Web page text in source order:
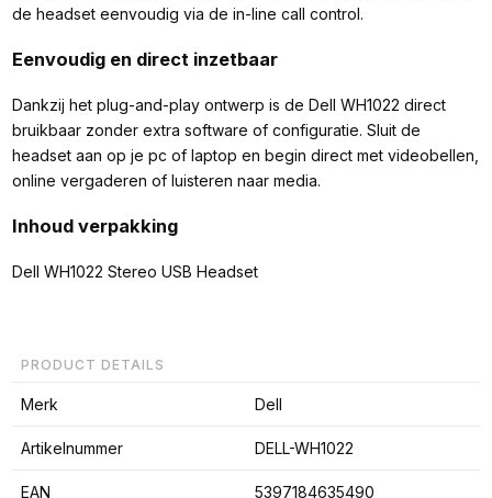
de headset eenvoudig via de in-line call control.
Eenvoudig en direct inzetbaar
Dankzij het plug-and-play ontwerp is de Dell WH1022 direct
bruikbaar zonder extra software of configuratie. Sluit de
headset aan op je pc of laptop en begin direct met videobellen,
online vergaderen of luisteren naar media.
Inhoud verpakking
Dell WH1022 Stereo USB Headset
PRODUCT DETAILS
Merk Dell
Artikelnummer DELL-WH1022
EAN 5397184635490